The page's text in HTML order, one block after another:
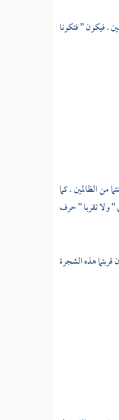
. فيكون " فتكونا
من الظالمين . كما
" ولا تقربا " حرف
قربتما هذه الشجرة